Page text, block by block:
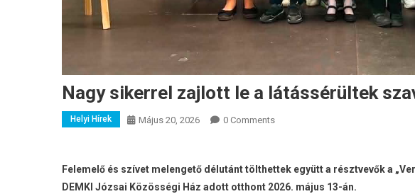
Nagy sikerrel zajlott le a látássérültek
Helyi Hírek Május 20, 2026 0 Comments
Felemelő és szívet melengető délutánt tölthettek együtt a résztvevők a
DEMKI Józsai Közösségi Ház adott otthont 2026. május 13-án.